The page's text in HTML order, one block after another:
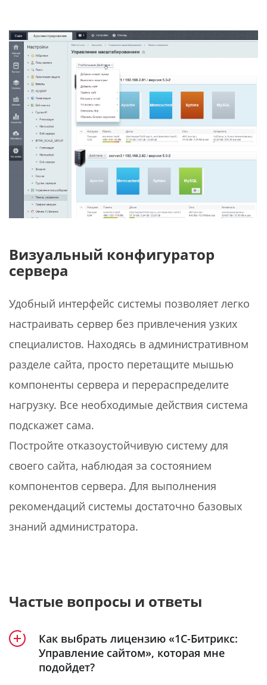
Визуальный конфигуратор
сервера
Удобный интерфейс системы позволяет легко
настраивать сервер без привлечения узких
специалистов. Находясь в административном
разделе сайта, просто перетащите мышью
компоненты сервера и перераспределите
нагрузку. Все необходимые действия система
подскажет сама.
Постройте отказоустойчивую систему для
своего сайта, наблюдая за состоянием
компонентов сервера. Для выполнения
рекомендаций системы достаточно базовых
знаний администратора.
Частые вопросы и ответы
Как выбрать лицензию «1С-Битрикс:
Управление сайтом», которая мне
подойдет?